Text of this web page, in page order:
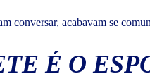
conversar, acabavam se
É O